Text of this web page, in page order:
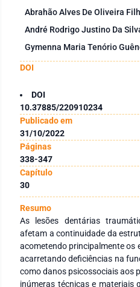
Abrahão Alves De Oliveira
André Rodrigo Justino Da
Gymenna Maria Tenório
DOI
DOI
10.37885/220910234
Publicado em
31/10/2022
Páginas
338-347
Capítulo
30
Resumo
As lesões dentárias
afetam a continuidade da
acometendo principalmente os
acarretando deficiências na
como danos psicossociais aos
inúmeras técnicas e materiais